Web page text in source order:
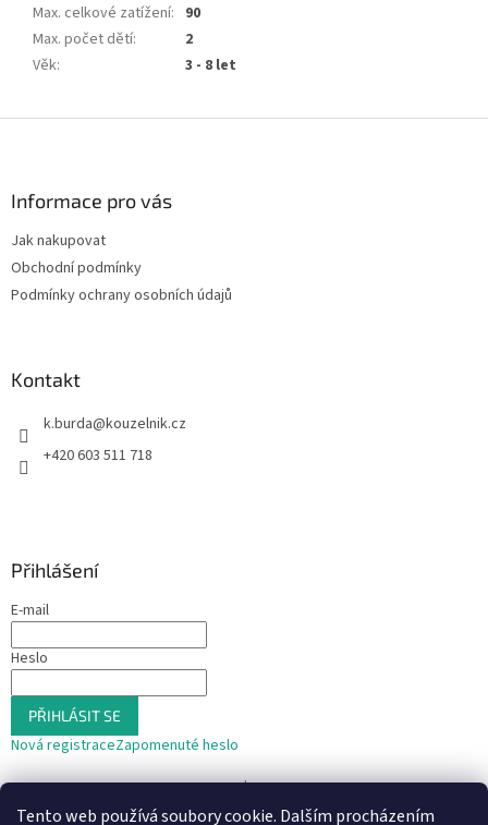
Tento web používá soubory cookie. Dalším procházením
Max. celkové zatížení: 90
Max. počet dětí:
2
Věk: 3 - 8 let
Informace pro vás
Jak nakupovat
Obchodní podmínky
Podmínky ochrany osobních údajů
Kontakt
k.burda@kouzelnik.cz
+420 603 511 718
Přihlášení
E-mail
Heslo
PŘIHLÁSIT SE
Nová registraceZapomenuté heslo
nebo